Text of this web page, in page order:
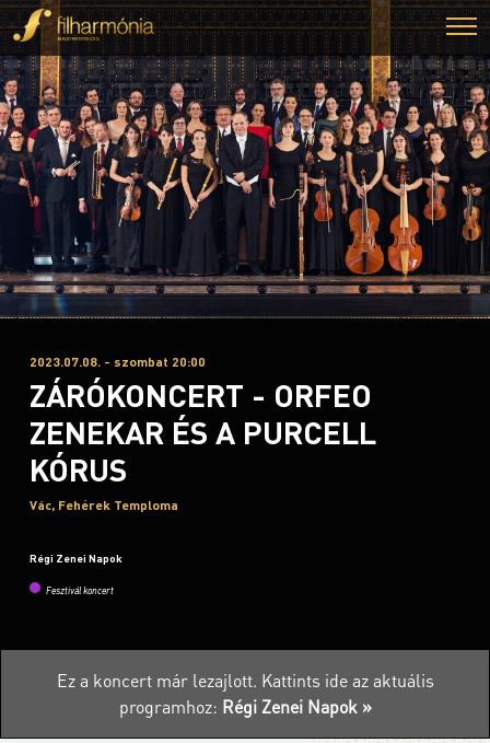
2023.07.08. - szombat 20:00
ZÁRÓKONCERT - ORFEO
ZENEKAR ÉS A PURCELL
KÓRUS
Vác, Fehérek Temploma
Régi Zenei Napok
Fesztivál koncert
Ez a koncert már lezajlott. Kattints ide az aktuális
programhoz: Régi Zenei Napok »